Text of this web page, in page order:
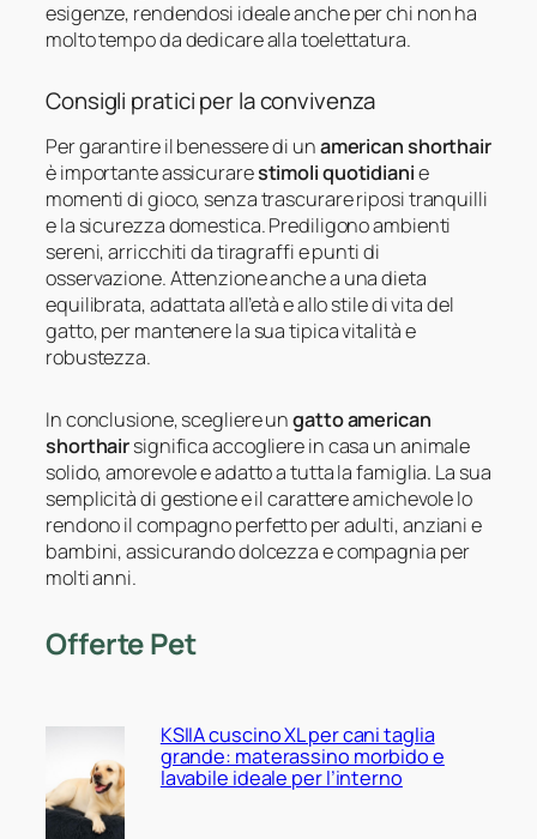
esigenze, rendendosi ideale anche per chi non ha
molto tempo da dedicare alla toelettatura.
Consigli pratici per la convivenza
Per garantire il benessere di unamerican shorthair
è importante assicurarestimoli quotidianie
momenti di gioco, senza trascurare riposi tranquilli
e la sicurezza domestica. Prediligono ambienti
sereni, arricchiti da tiragraffi e punti di
osservazione. Attenzione anche a una dieta
equilibrata, adattata all’età e allo stile di vita del
gatto, per mantenere la sua tipica vitalità e
robustezza.
In conclusione, scegliere ungatto american
shorthairsignifica accogliere in casa un animale
solido, amorevole e adatto a tutta la famiglia. La sua
semplicità di gestione e il carattere amichevole lo
rendono il compagno perfetto per adulti, anziani e
bambini, assicurando dolcezza e compagnia per
molti anni.
Offerte Pet
KSIIA cuscino XL per cani taglia
grande: materassino morbido e
lavabile ideale per l’interno